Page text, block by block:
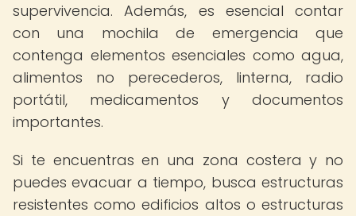
supervivencia. Además, es esencial contar
con una mochila de emergencia que
contenga elementos esenciales como agua,
alimentos no perecederos, linterna, radio
portátil, medicamentos y documentos
importantes.
Si te encuentras en una zona costera y no
puedes evacuar a tiempo, busca estructuras
resistentes como edificios altos o estructuras